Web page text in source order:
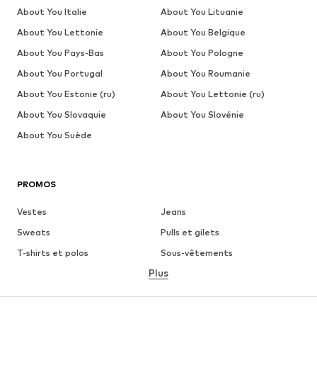
PROMOS
Vestes
Jeans
Sweats
Pulls et gilets
T-shirts et polos
Sous-vêtements
Chemises
Plus
About You Italie
About You Lituanie
About You Lettonie
About You Belgique
About You Pays-Bas
About You Pologne
About You Portugal
About You Roumanie
About You Estonie (ru)
About You Lettonie (ru)
About You Slovaquie
About You Slovénie
About You Suède